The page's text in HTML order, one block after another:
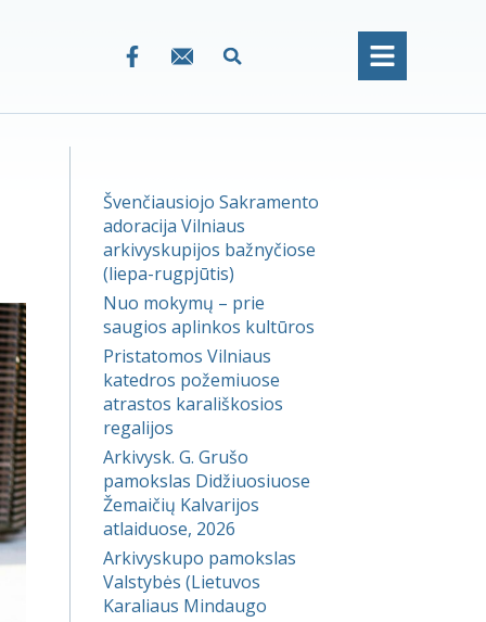
Švenčiausiojo Sakramento
adoracija Vilniaus
arkivyskupijos bažnyčiose
(liepa-rugpjūtis)
Nuo mokymų – prie
saugios aplinkos kultūros
Pristatomos Vilniaus
katedros požemiuose
atrastos karališkosios
regalijos
Arkivysk. G. Grušo
pamokslas Didžiuosiuose
Žemaičių Kalvarijos
atlaiduose, 2026
Arkivyskupo pamokslas
Valstybės (Lietuvos
Karaliaus Mindaugo